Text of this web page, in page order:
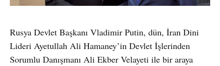
Rusya Devlet Başkanı Vladimir Putin, dün, İran Dini
Lideri Ayetullah Ali Hamaney’in Devlet İşlerinden
Sorumlu Danışmanı Ali Ekber Velayeti ile bir araya